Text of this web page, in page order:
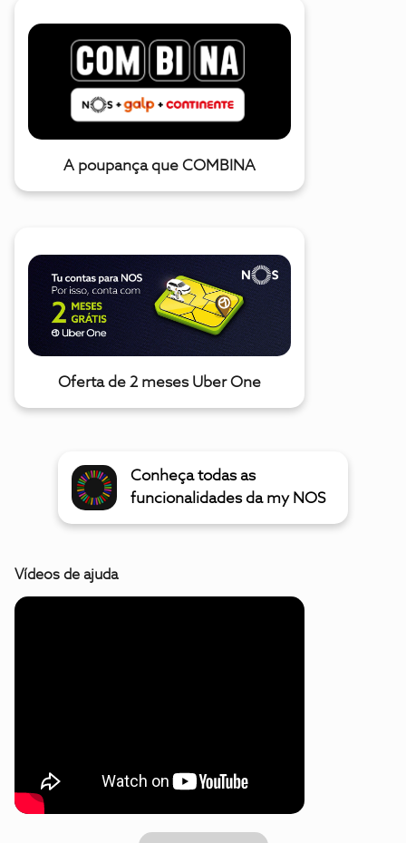
A poupança que COMBINA
Oferta de 2 meses Uber One
Conheça todas as
funcionalidades da my NOS
Vídeos de ajuda